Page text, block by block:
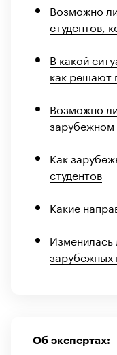
Возможно
студентов,
В какой
как решают
Возможно
зарубежном
Как
студентов
Какие
Изменилась
зарубежных
Об экспертах: